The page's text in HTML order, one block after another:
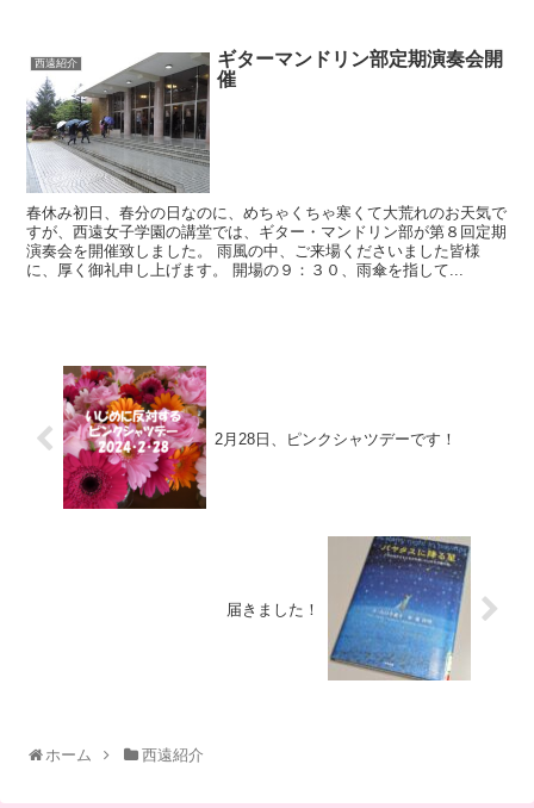
西遠紹介
ギターマンドリン部定期演奏会開
催
春休み初日、春分の日なのに、めちゃくちゃ寒くて大荒れのお天気で
すが、西遠女子学園の講堂では、ギター・マンドリン部が第８回定期
演奏会を開催致しました。 雨風の中、ご来場くださいました皆様
に、厚く御礼申し上げます。 開場の９：３０、雨傘を指して...
2月28日、ピンクシャツデーです！
届きました！
ホーム 西遠紹介